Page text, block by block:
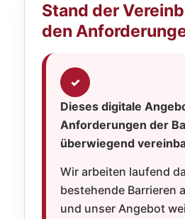
Stand der
den
✓
Dieses digitale
Anforderungen der
überwiegend
Wir arbeiten laufend
bestehende Barrieren
und unser Angebot